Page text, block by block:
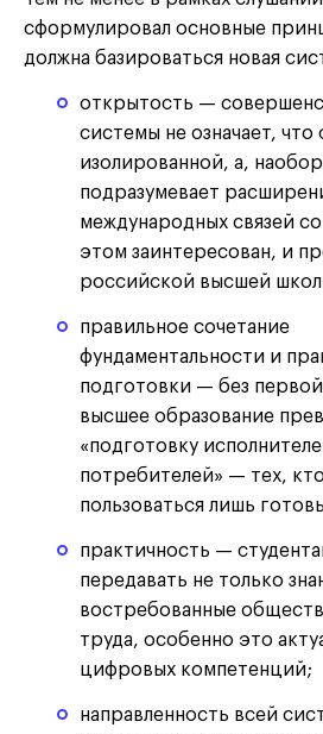
сформулировал основные
должна базироваться новая
открытость —
системы не означает, что
изолированной, а,
подразумевает
международных связей
этом заинтересован, и
российской высшей
правильное сочетание
фундаментальности и
подготовки — без
высшее образование
«подготовку
потребителей» — тех,
пользоваться лишь
практичность —
передавать не только
востребованные
труда, особенно это
цифровых компетенций;
направленность всей